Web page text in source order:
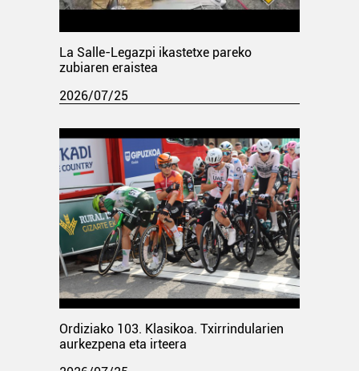
La Salle-Legazpi ikastetxe pareko
zubiaren eraistea
2026/07/25
Ordiziako 103. Klasikoa. Txirrindularien
aurkezpena eta irteera